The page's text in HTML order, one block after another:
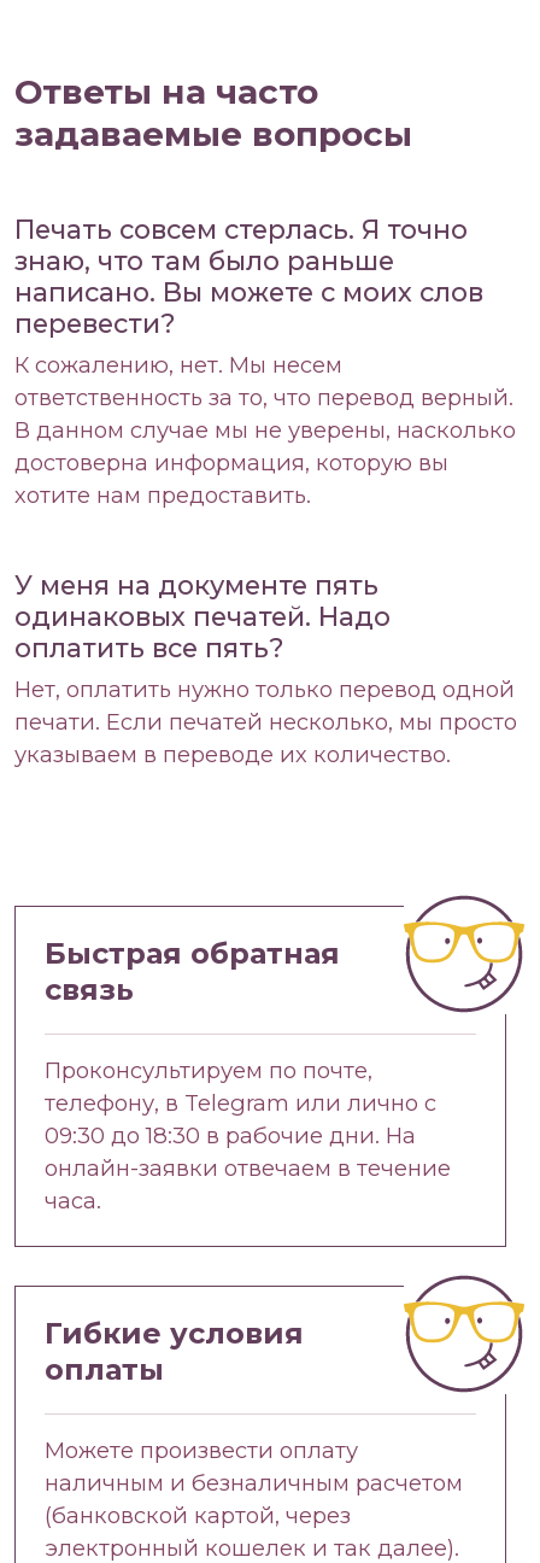
Ответы на часто
задаваемые вопросы
Печать совсем стерлась. Я точно
знаю, что там было раньше
написано. Вы можете с моих слов
перевести?
К сожалению, нет. Мы несем
ответственность за то, что перевод верный.
В данном случае мы не уверены, насколько
достоверна информация, которую вы
хотите нам предоставить.
У меня на документе пять
одинаковых печатей. Надо
оплатить все пять?
Нет, оплатить нужно только перевод одной
печати. Если печатей несколько, мы просто
указываем в переводе их количество.
Быстрая обратная
связь
Проконсультируем по почте,
телефону, в Telegram или лично с
09:30 до 18:30 в рабочие дни. На
онлайн-заявки отвечаем в течение
часа.
Гибкие условия
оплаты
Можете произвести оплату
наличным и безналичным расчетом
(банковской картой, через
электронный кошелек и так далее).